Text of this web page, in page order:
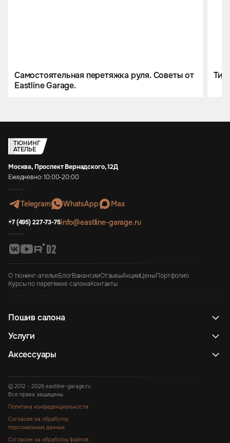
Самостоятельная перетяжка руля. Советы от
Eastline Garage.
ТЮНИНГ
АТЕЛЬЕ
Москва, Проспект Вернадского, 12Д
Ежедневно: 10:00-20:00
Telegram WhatsApp Max
+7 (495) 227-73-75info@eastline-garage.ru
О тюнинг-ательеБлогВакансииОтзывыАкцииЦеныПортфолио
Курсы по перетяжке салонаКонтакты
Пошив салона
Услуги
Аксессуары
© 2012 - 2026 eastline-garage.ru
Все права защищены.
Политика конфиденциальности
Согласие на обработку
персональных данных
Согласие на обработку файлов